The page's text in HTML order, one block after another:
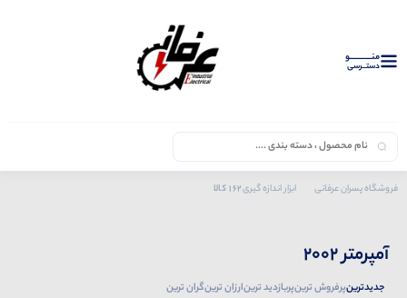
منــــــــــــو
دستــرسی
فروشگاه پسران عرفانی ابزار اندازه گیری محصولات کیوریتسو 162 کالا
آمپرمتر 2002
جدیدترینپرفروش ترینپربازدید ترینارزان ترینگران ترین